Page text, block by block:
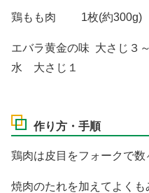
鶏もも肉 1枚(約300g)
エバラ黄金の味 大さじ３
水 大さじ１
作り方・手順
鶏肉は皮目をフォークで数
焼肉のたれを加えてよく